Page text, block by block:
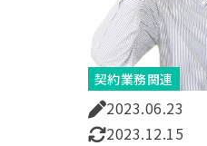
契約業務関連
2023.06.23
2023.12.15